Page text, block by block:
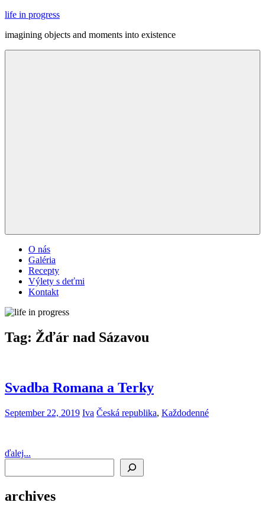
Skip
content
life in progress
imagining objects and moments into existence
O nás
Galéria
Recepty
Výlety s deťmi
Kontakt
Tag: Žďár nad Sázavou
Svadba Romana a Terky
September 22, 2019 Iva Česká republika, Každodenné
ďalej...
archives